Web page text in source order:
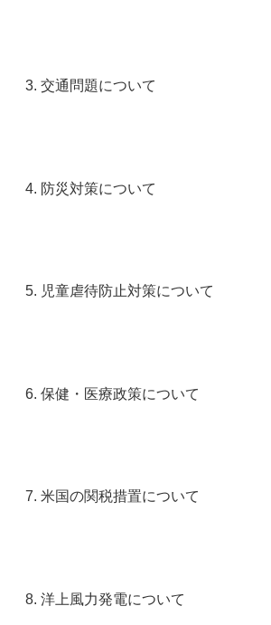
交通問題について
防災対策について
児童虐待防止対策について
保健・医療政策について
米国の関税措置について
洋上風力発電について